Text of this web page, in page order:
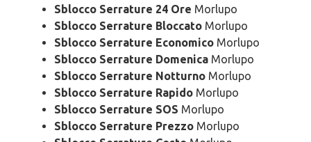
Sblocco Serrature 24 Ore Morlupo
Sblocco Serrature Bloccato Morlupo
Sblocco Serrature Economico Morlupo
Sblocco Serrature Domenica Morlupo
Sblocco Serrature Notturno Morlupo
Sblocco Serrature Rapido Morlupo
Sblocco Serrature SOS Morlupo
Sblocco Serrature Prezzo Morlupo